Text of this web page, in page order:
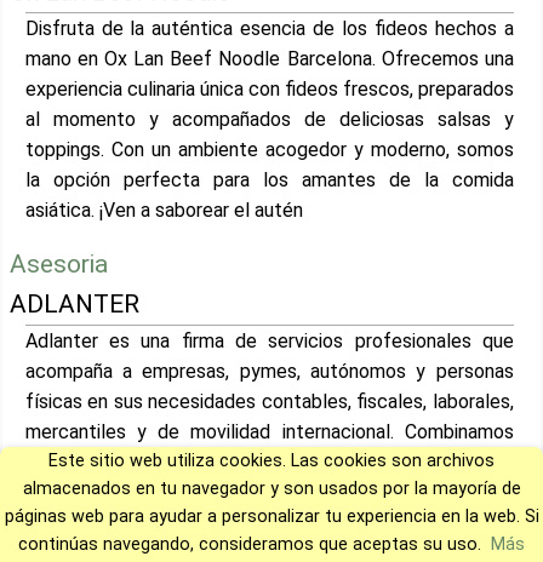
Disfruta de la auténtica esencia de los fideos hechos a
mano en Ox Lan Beef Noodle Barcelona. Ofrecemos una
experiencia culinaria única con fideos frescos, preparados
al momento y acompañados de deliciosas salsas y
toppings. Con un ambiente acogedor y moderno, somos
la opción perfecta para los amantes de la comida
asiática. ¡Ven a saborear el autén
Asesoria
ADLANTER
Adlanter es una firma de servicios profesionales que
acompaña a empresas, pymes, autónomos y personas
físicas en sus necesidades contables, fiscales, laborales,
mercantiles y de movilidad internacional. Combinamos
tecnología, especialización y un modelo de trabajo
colaborativo para ofrecer soluciones claras, cercanas y
seguras.
Este sitio web utiliza cookies. Las cookies son archivos
almacenados en tu navegador y son usados por la mayoría de
páginas web para ayudar a personalizar tu experiencia en la web. Si
continúas navegando, consideramos que aceptas su uso.
Más